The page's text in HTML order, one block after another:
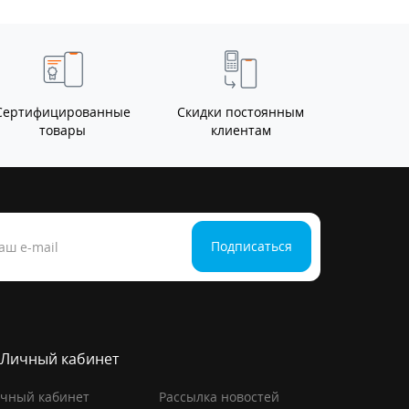
товары
Скидки постоянным
клиентам
Подписаться
Личный кабинет
кабинет Рассылка новостей